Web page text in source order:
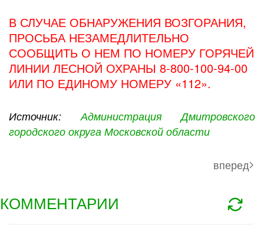
В СЛУЧАЕ ОБНАРУЖЕНИЯ ВОЗГОРАНИЯ,
ПРОСЬБА НЕЗАМЕДЛИТЕЛЬНО
СООБЩИТЬ О НЕМ ПО НОМЕРУ ГОРЯЧЕЙ
ЛИНИИ ЛЕСНОЙ ОХРАНЫ 8-800-100-94-00
ИЛИ ПО ЕДИНОМУ НОМЕРУ «112».
Источник: Администрация Дмитровского
городского округа Московской области
вперед
КОММЕНТАРИИ